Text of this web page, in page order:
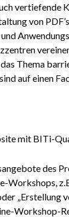
vertiefende
von
Thema
auf einen
des
Workshops,
„Erstellung
Workshop-